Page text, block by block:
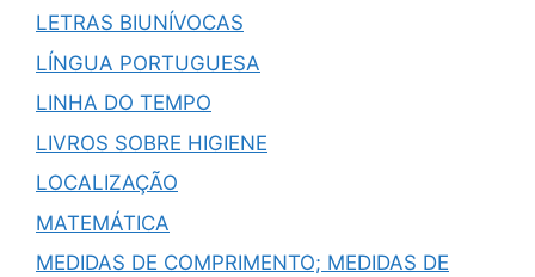
LETRAS BIUNÍVOCAS
LÍNGUA PORTUGUESA
LINHA DO TEMPO
LIVROS SOBRE HIGIENE
LOCALIZAÇÃO
MATEMÁTICA
MEDIDAS DE COMPRIMENTO; MEDIDAS DE